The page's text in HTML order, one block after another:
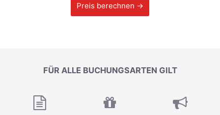
Preis berechnen →
FÜR ALLE BUCHUNGSARTEN GILT